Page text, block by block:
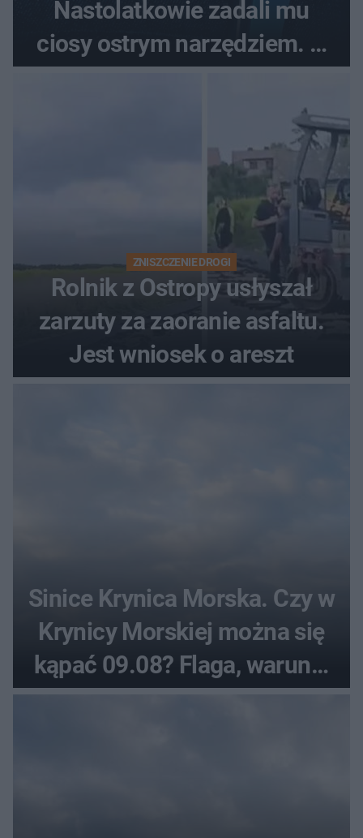
Nastolatkowie zadali mu
ciosy ostrym narzędziem. O
ich losach zdecyduje sąd
ZNISZCZENIE DROGI
Rolnik z Ostropy usłyszał
zarzuty za zaoranie asfaltu.
Jest wniosek o areszt
Sinice Krynica Morska. Czy w
Krynicy Morskiej można się
kąpać 09.08? Flaga, warunki
pogodowe